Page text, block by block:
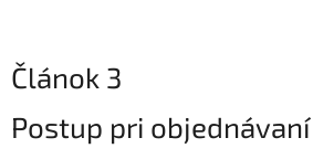
Článok 3
Postup pri objednávaní